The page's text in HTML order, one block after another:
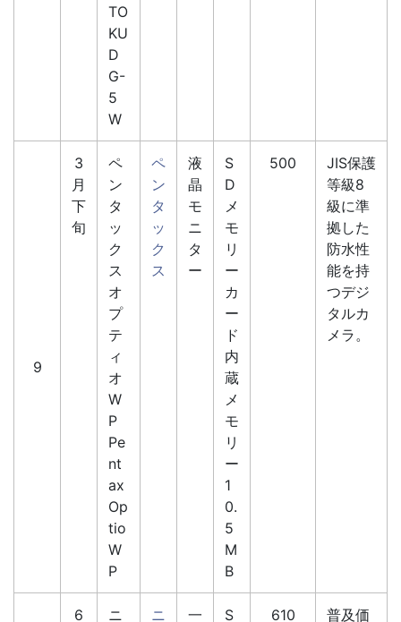
TO
KU
D
G-
5
W
9
3
月
下
旬
ペ
ン
タ
ッ
ク
ス
オ
プ
テ
ィ
オ
W
P
Pe
nt
ax
Op
tio
W
P
ペ
ン
タ
ッ
ク
ス
液
晶
モ
ニ
タ
ー
S
D
メ
モ
リ
ー
カ
ー
ド
内
蔵
メ
モ
リ
ー
1
0.
5
M
B
500
JIS保護
等級8
級に準
拠した
防水性
能を持
つデジ
タルカ
メラ。
6 ニ ニ 一 S 610 普及価